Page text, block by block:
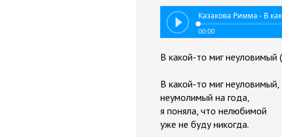
Казакова Римма - В
00:00
В какой-то миг неуловимый
В какой-то миг неуловимый,
неумолимый на года,
я поняла, что нелюбимой
уже не буду никогда.